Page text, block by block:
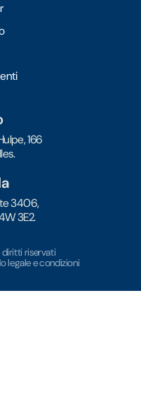
166
3406,
3E2.
riservati
legale e condizioni